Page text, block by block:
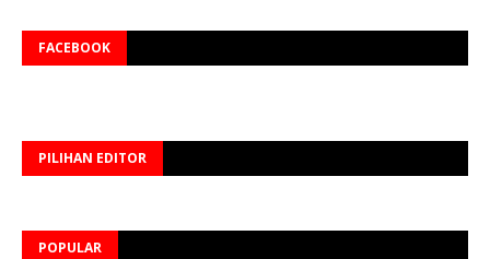
FACEBOOK
PILIHAN EDITOR
POPULAR